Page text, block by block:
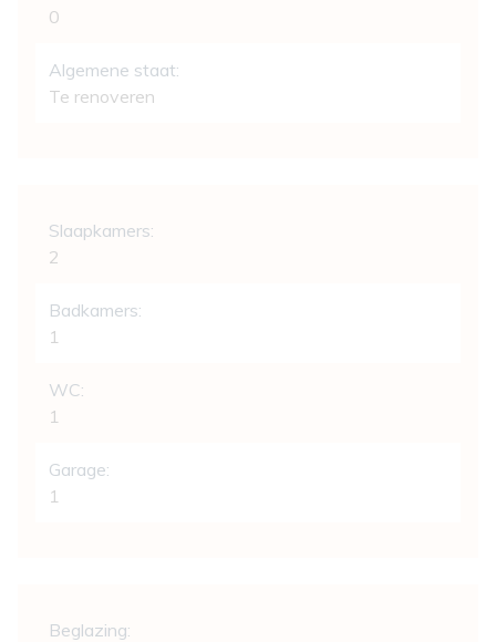
0
Algemene staat:
Te renoveren
Slaapkamers:
2
Badkamers:
1
WC:
1
Garage:
1
Beglazing: